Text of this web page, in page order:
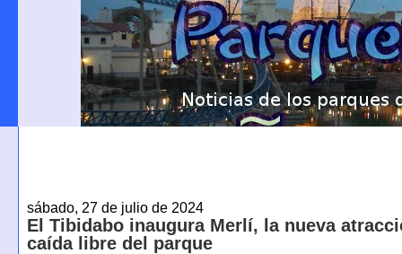
sábado, 27 de julio de 2024
El Tibidabo inaugura Merlí, la nueva
caída libre del parque